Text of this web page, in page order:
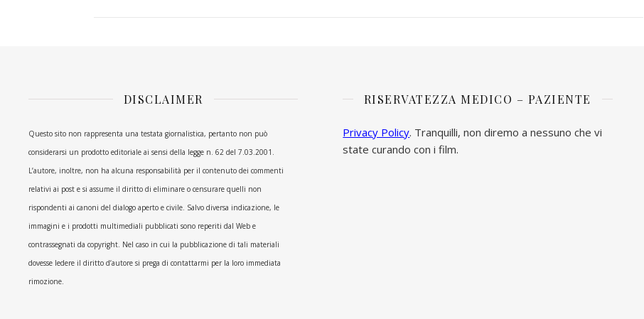
DISCLAIMER
Questo sito non rappresenta una testata giornalistica, pertanto non può
considerarsi un prodotto editoriale ai sensi della legge n. 62 del 7.03.2001.
L’autore, inoltre, non ha alcuna responsabilità per il contenuto dei commenti
relativi ai post e si assume il diritto di eliminare o censurare quelli non
rispondenti ai canoni del dialogo aperto e civile. Salvo diversa indicazione, le
immagini e i prodotti multimediali pubblicati sono reperiti dal Web e
contrassegnati da copyright. Nel caso in cui la pubblicazione di tali materiali
dovesse ledere il diritto d’autore si prega di contattarmi per la loro immediata
rimozione.
RISERVATEZZA MEDICO – PAZIENTE
Privacy Policy. Tranquilli, non diremo a nessuno che vi
state curando con i film.